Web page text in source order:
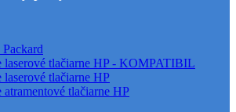
laserové tlačiarne HP - KOMPATIBIL
laserové tlačiarne HP
atramentové tlačiarne HP